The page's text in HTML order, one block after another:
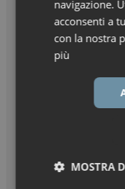
navigazione.
acconsenti a
con la nostra
più
MOSTRA